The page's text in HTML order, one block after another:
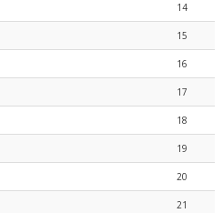
14
15
16
17
18
19
20
21